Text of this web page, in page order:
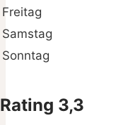
Freitag
Samstag
Sonntag
Rating 3,3